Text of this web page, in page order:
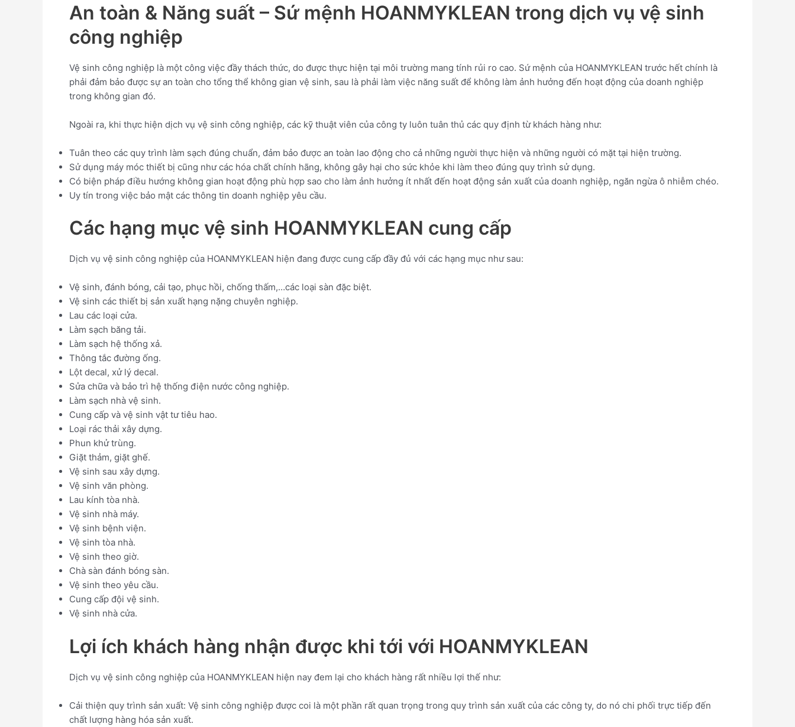
An toàn & Năng suất – Sứ mệnh HOANMYKLEAN trong dịch vụ vệ sinh
công nghiệp
Vệ sinh công nghiệp là một công việc đầy thách thức, do được thực hiện tại môi trường mang tính rủi ro cao. Sứ mệnh của HOANMYKLEAN trước hết chính là
phải đảm bảo được sự an toàn cho tổng thể không gian vệ sinh, sau là phải làm việc năng suất để không làm ảnh hưởng đến hoạt động của doanh nghiệp
trong không gian đó.
Ngoài ra, khi thực hiện dịch vụ vệ sinh công nghiệp, các kỹ thuật viên của công ty luôn tuân thủ các quy định từ khách hàng như:
Tuân theo các quy trình làm sạch đúng chuẩn, đảm bảo được an toàn lao động cho cả những người thực hiện và những người có mặt tại hiện trường.
Sử dụng máy móc thiết bị cũng như các hóa chất chính hãng, không gây hại cho sức khỏe khi làm theo đúng quy trình sử dụng.
Có biện pháp điều hướng không gian hoạt động phù hợp sao cho làm ảnh hưởng ít nhất đến hoạt động sản xuất của doanh nghiệp, ngăn ngừa ô nhiễm chéo.
Uy tín trong việc bảo mật các thông tin doanh nghiệp yêu cầu.
Các hạng mục vệ sinh HOANMYKLEAN cung cấp
Dịch vụ vệ sinh công nghiệp của HOANMYKLEAN hiện đang được cung cấp đầy đủ với các hạng mục như sau:
Vệ sinh, đánh bóng, cải tạo, phục hồi, chống thấm,…các loại sàn đặc biệt.
Vệ sinh các thiết bị sản xuất hạng nặng chuyên nghiệp.
Lau các loại cửa.
Làm sạch băng tải.
Làm sạch hệ thống xả.
Thông tắc đường ống.
Lột decal, xử lý decal.
Sửa chữa và bảo trì hệ thống điện nước công nghiệp.
Làm sạch nhà vệ sinh.
Cung cấp và vệ sinh vật tư tiêu hao.
Loại rác thải xây dựng.
Phun khử trùng.
Giặt thảm, giặt ghế.
Vệ sinh sau xây dựng.
Vệ sinh văn phòng.
Lau kính tòa nhà.
Vệ sinh nhà máy.
Vệ sinh bệnh viện.
Vệ sinh tòa nhà.
Vệ sinh theo giờ.
Chà sàn đánh bóng sàn.
Vệ sinh theo yêu cầu.
Cung cấp đội vệ sinh.
Vệ sinh nhà cửa.
Lợi ích khách hàng nhận được khi tới với HOANMYKLEAN
Dịch vụ vệ sinh công nghiệp của HOANMYKLEAN hiện nay đem lại cho khách hàng rất nhiều lợi thế như:
Cải thiện quy trình sản xuất: Vệ sinh công nghiệp được coi là một phần rất quan trọng trong quy trình sản xuất của các công ty, do nó chi phối trực tiếp đến
chất lượng hàng hóa sản xuất.